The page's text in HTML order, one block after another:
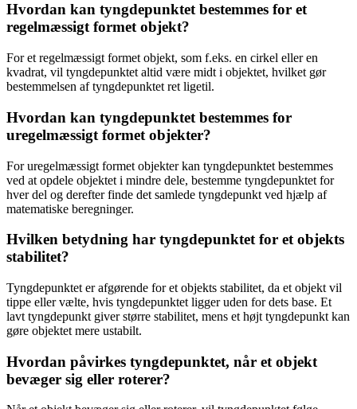
Hvordan kan tyngdepunktet bestemmes for et
regelmæssigt formet objekt?
For et regelmæssigt formet objekt, som f.eks. en cirkel eller en
kvadrat, vil tyngdepunktet altid være midt i objektet, hvilket gør
bestemmelsen af tyngdepunktet ret ligetil.
Hvordan kan tyngdepunktet bestemmes for
uregelmæssigt formet objekter?
For uregelmæssigt formet objekter kan tyngdepunktet bestemmes
ved at opdele objektet i mindre dele, bestemme tyngdepunktet for
hver del og derefter finde det samlede tyngdepunkt ved hjælp af
matematiske beregninger.
Hvilken betydning har tyngdepunktet for et objekts
stabilitet?
Tyngdepunktet er afgørende for et objekts stabilitet, da et objekt vil
tippe eller vælte, hvis tyngdepunktet ligger uden for dets base. Et
lavt tyngdepunkt giver større stabilitet, mens et højt tyngdepunkt kan
gøre objektet mere ustabilt.
Hvordan påvirkes tyngdepunktet, når et objekt
bevæger sig eller roterer?